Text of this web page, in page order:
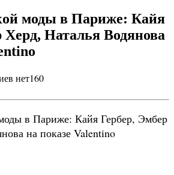
моды в Париже: Кайя
Херд, Наталья Водянова
нет160